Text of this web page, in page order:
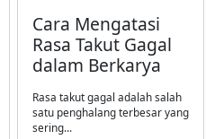
Cara Mengatasi
Rasa Takut Gagal
dalam Berkarya
Rasa takut gagal adalah salah
satu penghalang terbesar yang
sering...